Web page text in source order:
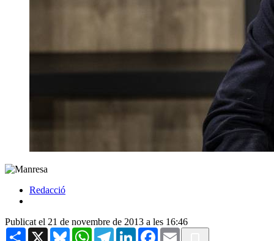
Redacció
Publicat el 21 de novembre de 2013 a les 16:46
Share X BlueskyWhatsAppTelegramLinkedInFacebook
Email